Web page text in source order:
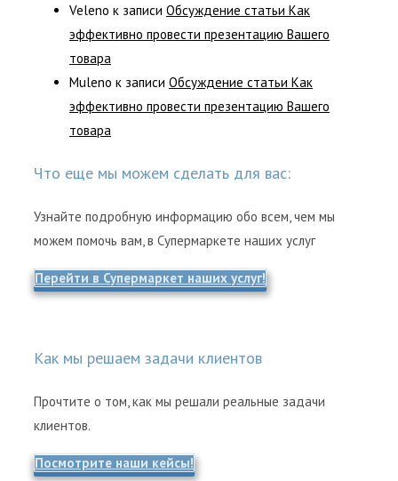
Veleno к записи Обсуждение статьи Как
эффективно провести презентацию Вашего
товара
Muleno к записи Обсуждение статьи Как
эффективно провести презентацию Вашего
товара
Что еще мы можем сделать для вас:
Узнайте подробную информацию обо всем, чем мы
можем помочь вам, в Супермаркете наших услуг
Перейти в Супермаркет наших услуг!
Как мы решаем задачи клиентов
Прочтите о том, как мы решали реальные задачи
клиентов.
Посмотрите наши кейсы!